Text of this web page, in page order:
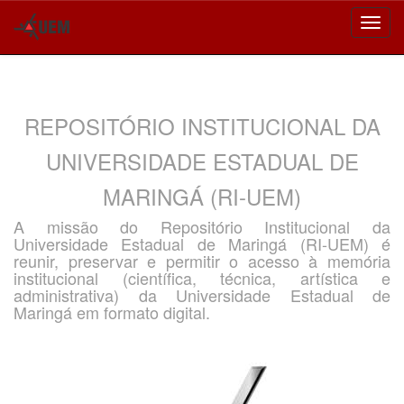
REPOSITÓRIO INSTITUCIONAL DA
UNIVERSIDADE ESTADUAL DE
MARINGÁ (RI-UEM)
A missão do Repositório Institucional da
Universidade Estadual de Maringá (RI-UEM) é
reunir, preservar e permitir o acesso à memória
institucional (científica, técnica, artística e
administrativa) da Universidade Estadual de
Maringá em formato digital.